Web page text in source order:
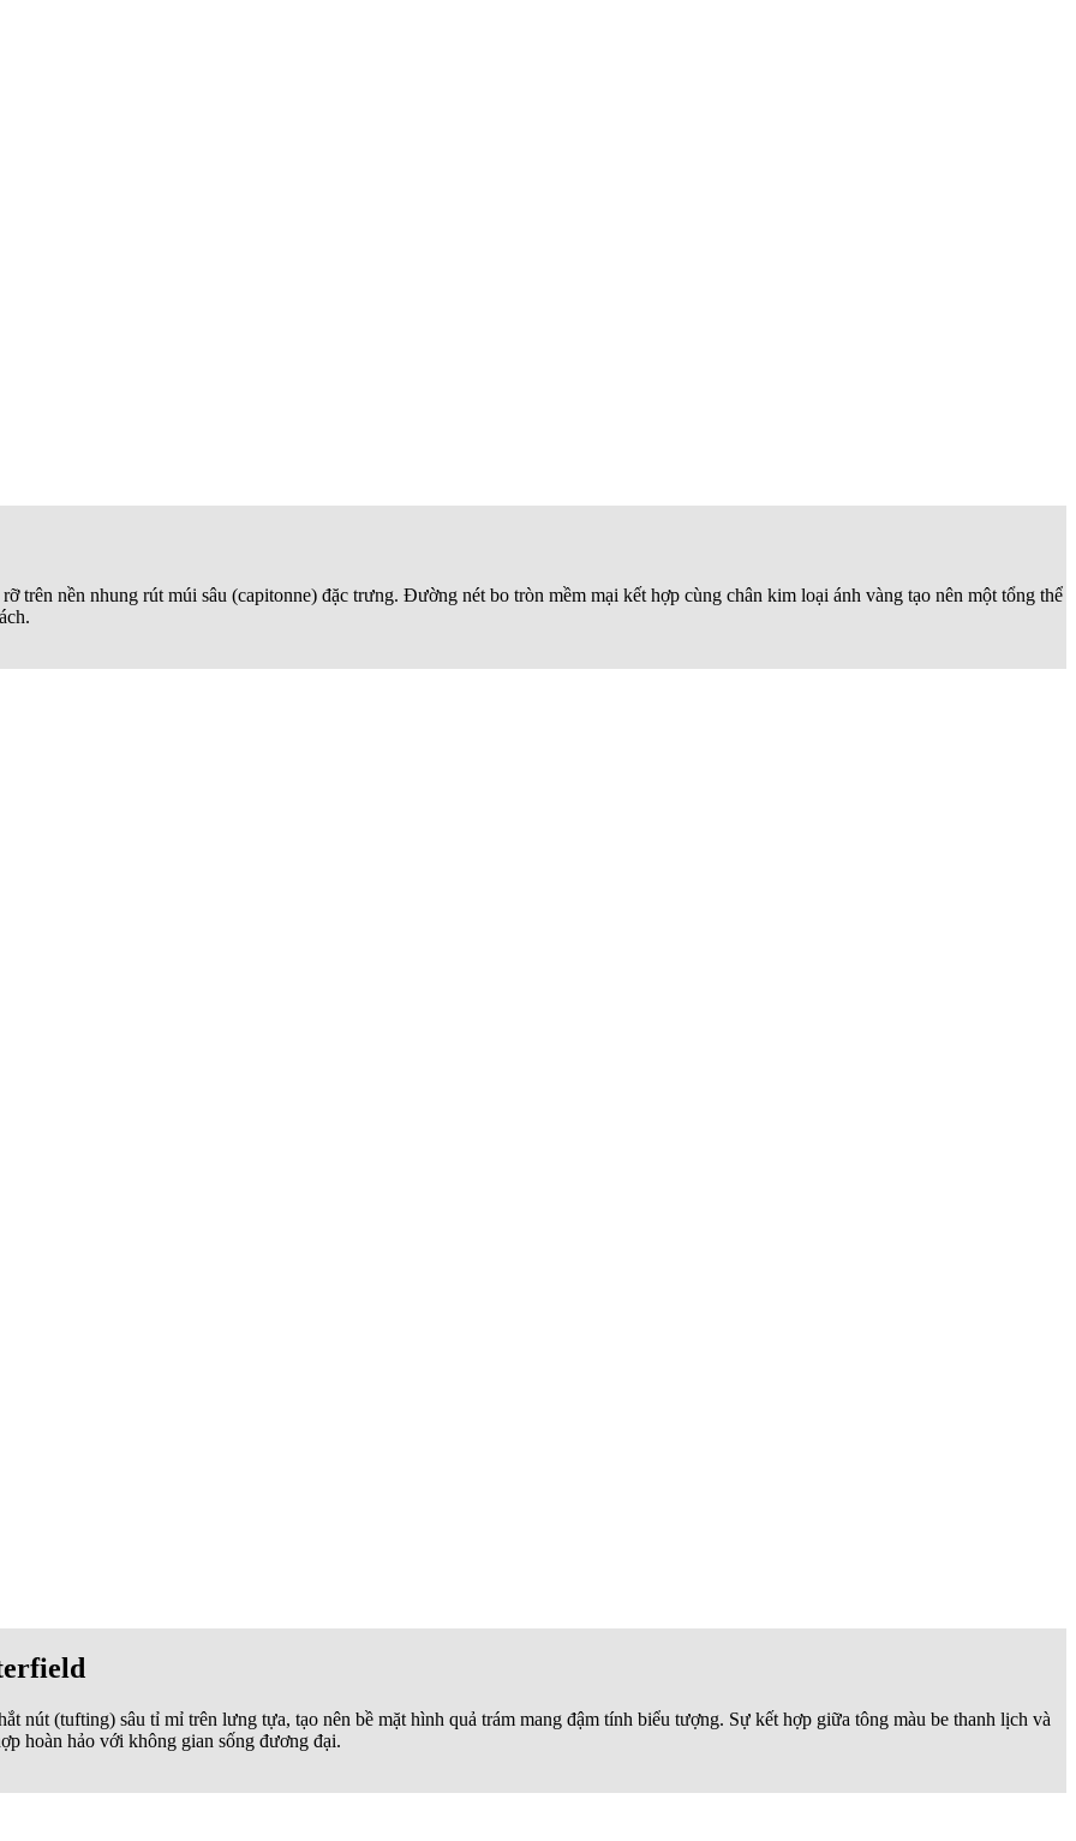
trên nền nhung rút múi sâu (capitonne) đặc trưng. Đường nét bo tròn mềm mại kết hợp cùng chân kim loại ánh vàng tạo nên một tổng thể
nút (tufting) sâu tỉ mỉ trên lưng tựa, tạo nên bề mặt hình quả trám mang đậm tính biểu tượng. Sự kết hợp giữa tông màu be thanh lịch và
hoàn hảo với không gian sống đương đại.